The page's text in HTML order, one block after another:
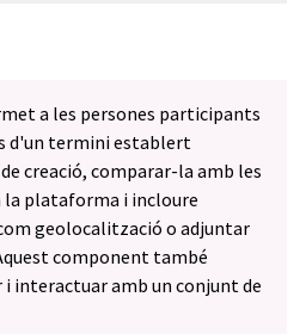
a les persones participants
d'un termini establert
creació, comparar-la amb les
plataforma i incloure
geolocalització o adjuntar
component també
interactuar amb un conjunt de